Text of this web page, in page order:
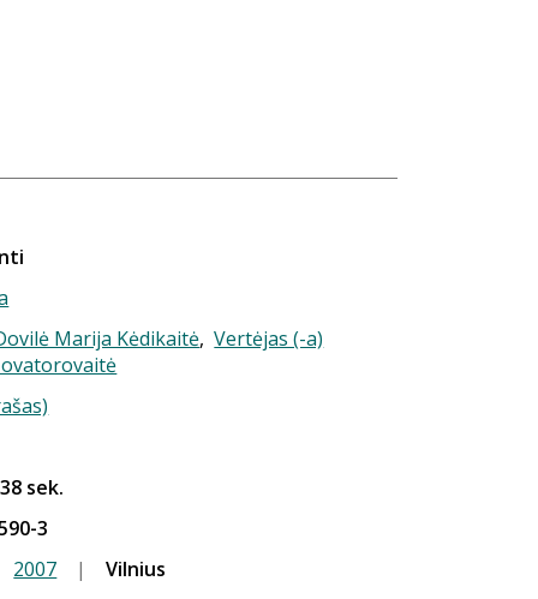
Marija Kėdikaitė,Vertėjas (-a)
sek.
3
2007
|
Vilnius